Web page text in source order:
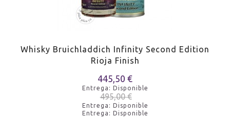
Whisky Bruichladdich Infinity Second Edition
Rioja Finish
445,50 €
Entrega: Disponible
495,00 €
Entrega: Disponible
Entrega: Disponible